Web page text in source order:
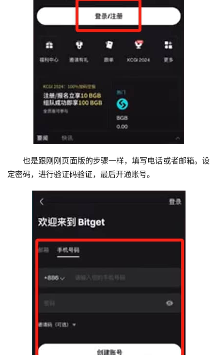
也是跟刚刚页面版的步骤一样，填写电话或者邮箱。设
定密码，进行验证码验证，最后开通账号。